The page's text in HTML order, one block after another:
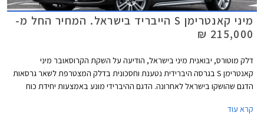
מיני קאנטרימן S הייבריד בישראל. המחיר החל מ-
215,000 ₪
דלק מוטורס, יבואנית מיני בישראל, הודיעה על השקת הקרוסאובר מיני
קאנטרימן S בגרסה היברידית נטענת וחסכונית בדלק המצטרפת לשאר גרסאות
הדגם שהושקו בישראל לאחרונה. הדגם ההיברידי מונע באמצעות יחידת כוח
קרא עוד